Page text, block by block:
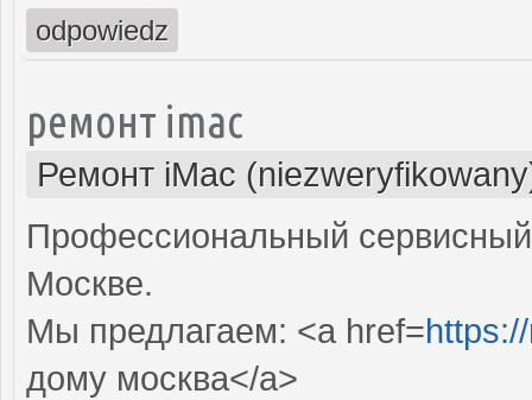
odpowiedz
ремонт imac
Ремонт iMac
Профессиональный
Москве.
Мы предлагаем: <a href=
дому москва</a>